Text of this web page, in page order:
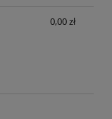
0,00 zł